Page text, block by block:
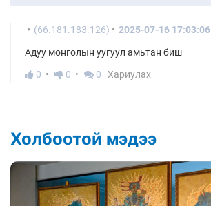
(66.181.183.126) 2025-07-16 17:03:06
Адуу монголын уугуул амьтан биш
0
0 0 Хариулах
Холбоотой мэдээ